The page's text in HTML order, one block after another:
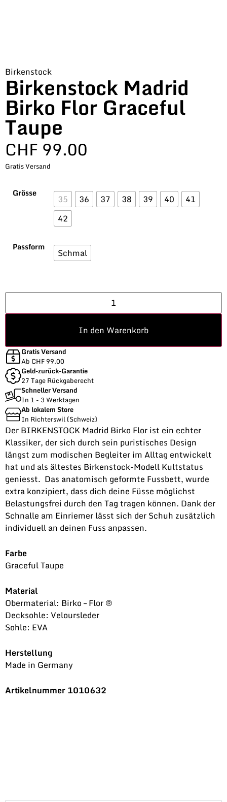
Birkenstock
Birkenstock Madrid
Birko Flor Graceful
Taupe
CHF 99.00
Gratis Versand
Grösse 35 36 37 38 39 40
41
42
Passform Schmal
In den Warenkorb
Gratis Versand
Ab CHF 99.00
Geld-zurück-Garantie
27 Tage Rückgaberecht
Schneller Versand
In 1 - 3 Werktagen
Ab lokalem Store
In Richterswil (Schweiz)
Der BIRKENSTOCK Madrid Birko Flor ist ein echter
Klassiker, der sich durch sein puristisches Design
längst zum modischen Begleiter im Alltag entwickelt
hat und als ältestes Birkenstock-Modell Kultstatus
geniesst. Das anatomisch geformte Fussbett, wurde
extra konzipiert, dass dich deine Füsse möglichst
Belastungsfrei durch den Tag tragen können. Dank der
Schnalle am Einriemer lässt sich der Schuh zusätzlich
individuell an deinen Fuss anpassen.
Farbe
Graceful Taupe
Material
Obermaterial: Birko – Flor ®
Decksohle: Veloursleder
Sohle: EVA
Herstellung
Made in Germany
Artikelnummer1010632